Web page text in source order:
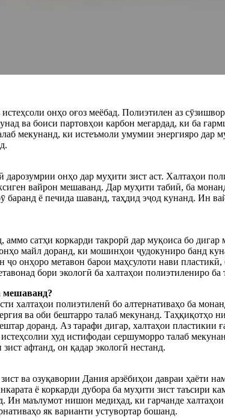
онҳо оғоз меёбад. Полиэтилен аз
ва боиси партовҳои карбон мегардад, ки ба
мекунанд, ки истеъмоли умумии энергияро дар
онҳо дар муҳити зист аст. Халтаҳои
вайрон мешаванд. Дар муҳити табиӣ, ба
ё печида шаванд, таҳдид эҷод кунанд. Ин
сатҳи коркарди такрорӣ дар муқоиса бо дигар
майл доранд, ки мошинҳои ҷудокуниро банд
ҷо онҳоро метавон барои маҳсулоти нави
бори экологӣ ба халтаҳои полиэтилениро ба
мешаванд?
халтаҳои полиэтиленӣ бо алтернативаҳо ба
ва оби бештарро талаб мекунанд. Таҳқиқотҳо
доранд. Аз тарафи дигар, халтаҳои
худ истифодаи сершуморро талаб
афтанд, он қадар экологӣ нестанд.
ва озуқавории Дания арзёбиҳои давраи ҳаёти
ё коркарди дубора ба муҳити зист таъсири
Ин маълумот нишон медиҳад, ки гарчанде
як варианти устувортар бошанд.